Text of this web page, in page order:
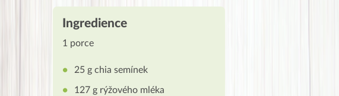
Ingredience
1 porce
25 g chia semínek
127 g rýžového mléka